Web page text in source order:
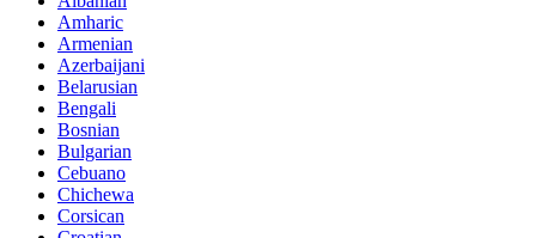
Amharic
Armenian
Azerbaijani
Belarusian
Bengali
Bosnian
Bulgarian
Cebuano
Chichewa
Corsican